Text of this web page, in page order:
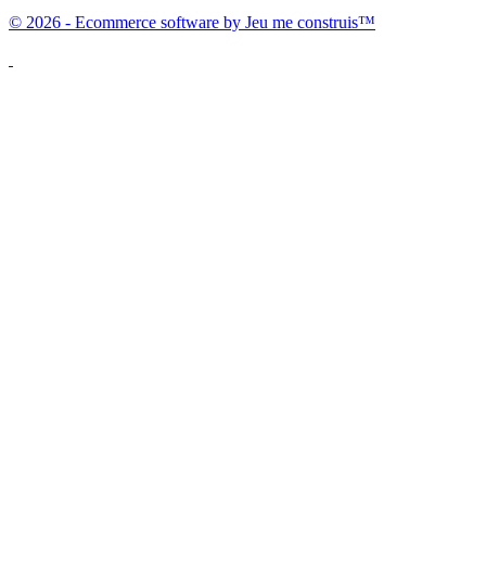
© 2026 - Ecommerce software by Jeu me construis™